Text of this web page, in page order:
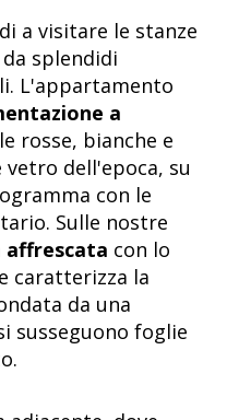
a visitare le stanze
splendidi
L'appartamento
a
rosse, bianche e
dell'epoca, su
con le
Sulle nostre
con lo
caratterizza la
da una
susseguono foglie